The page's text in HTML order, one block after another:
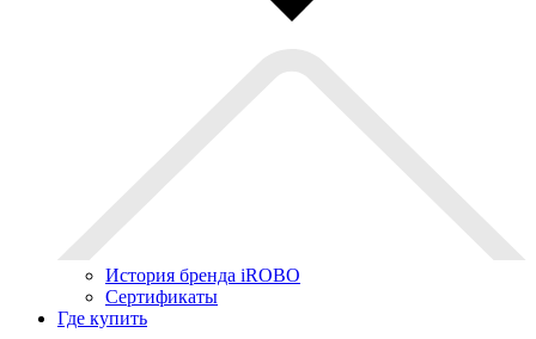
История бренда iROBO
Сертификаты
Где купить